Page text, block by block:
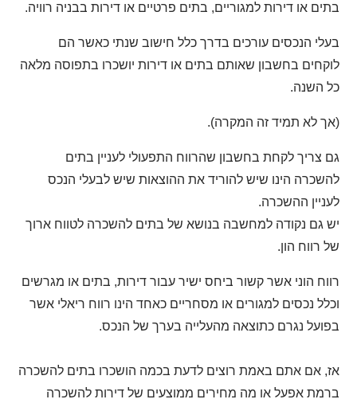
בתים או דירות למגוריים, בתים פרטיים או דירות בבניה רוויה.
בעלי הנכסים עורכים בדרך כלל חישוב שנתי כאשר הם
לוקחים בחשבון שאותם בתים או דירות יושכרו בתפוסה מלאה
כל השנה.
(אך לא תמיד זה המקרה).
גם צריך לקחת בחשבון שהרווח התפעולי לעניין בתים
להשכרה הינו שיש להוריד את ההוצאות שיש לבעלי הנכס
לעניין ההשכרה.
יש גם נקודה למחשבה בנושא של בתים להשכרה לטווח ארוך
של רווח הון.
רווח הוני אשר קשור ביחס ישיר עבור דירות, בתים או מגרשים
וכלל נכסים למגורים או מסחריים כאחד הינו רווח ריאלי אשר
בפועל נגרם כתוצאה מהעלייה בערך של הנכס.
אז, אם אתם באמת רוצים לדעת בכמה הושכרו בתים להשכרה
ברמת אפעל או מה מחירים ממוצעים של דירות להשכרה